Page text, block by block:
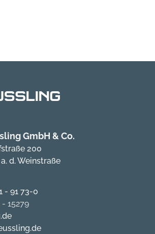
GmbH & Co.
200
d. Weinstraße
- 91 73-0
- 15279